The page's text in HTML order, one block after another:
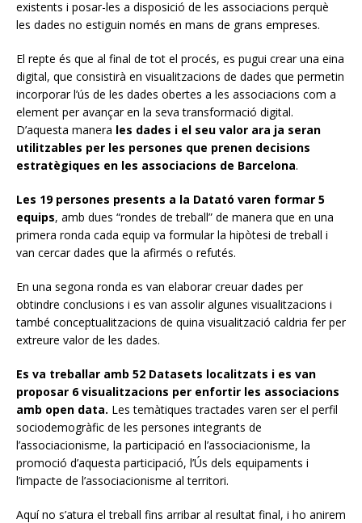
existents i posar-les a disposició de les associacions perquè
les dades no estiguin només en mans de grans empreses.
El repte és que al final de tot el procés, es pugui crear una eina
digital, que consistirà en visualitzacions de dades que permetin
incorporar l’ús de les dades obertes a les associacions com a
element per avançar en la seva transformació digital.
D’aquesta manera les dades i el seu valor ara ja seran
utilitzables per les persones que prenen decisions
estratègiques en les associacions de Barcelona.
Les 19 persones presents a la Datató varen formar 5
equips, amb dues “rondes de treball” de manera que en una
primera ronda cada equip va formular la hipòtesi de treball i
van cercar dades que la afirmés o refutés.
En una segona ronda es van elaborar creuar dades per
obtindre conclusions i es van assolir algunes visualitzacions i
també conceptualitzacions de quina visualització caldria fer per
extreure valor de les dades.
Es va treballar amb 52 Datasets localitzats i es van
proposar 6 visualitzacions per enfortir les associacions
amb open data. Les temàtiques tractades varen ser el perfil
sociodemogràfic de les persones integrants de
l’associacionisme, la participació en l’associacionisme, la
promoció d’aquesta participació, l’Ús dels equipaments i
l’impacte de l’associacionisme al territori.
Aquí no s’atura el treball fins arribar al resultat final, i ho anirem